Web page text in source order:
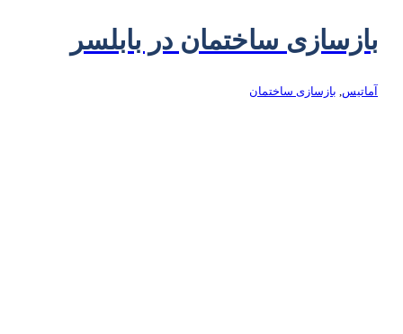
بازسازی ساختمان در بابلسر
آماتیس بازسازی ساختمان